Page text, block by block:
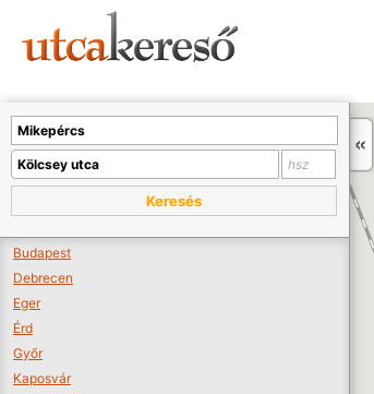
Keresés
Budapest
Debrecen
Eger
Érd
Győr
Kaposvár
A térképet kicsinyíteni kell, hogy látszódjanak a boltok.
Boltok látszódjanak >>